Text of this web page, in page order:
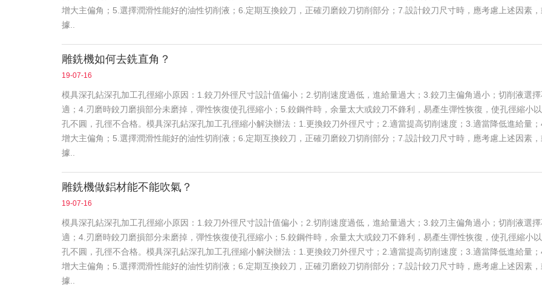
增大主偏角；5.選擇潤滑性能好的油性切削液；6.定期互換鉸刀，正確刃磨鉸刀切削部分；7.設計鉸刀尺寸時，應考慮上述因素
據..
雕銑機如何去銑直角？
19-07-16
模具深孔鉆深孔加工孔徑縮小原因：1.鉸刀外徑尺寸設計值偏小；2.切削速度過低，進給量過大；3.鉸刀主偏角過小；切削液選
適；4.刃磨時鉸刀磨損部分未磨掉，彈性恢復使孔徑縮小；5.鉸鋼件時，余量太大或鉸刀不鋒利，易產生彈性恢復，使孔徑縮小
孔不圓，孔徑不合格。模具深孔鉆深孔加工孔徑縮小解決辦法：1.更換鉸刀外徑尺寸；2.適當提高切削速度；3.適當降低進給量
增大主偏角；5.選擇潤滑性能好的油性切削液；6.定期互換鉸刀，正確刃磨鉸刀切削部分；7.設計鉸刀尺寸時，應考慮上述因素
據..
雕銑機做鋁材能不能吹氣？
19-07-16
模具深孔鉆深孔加工孔徑縮小原因：1.鉸刀外徑尺寸設計值偏小；2.切削速度過低，進給量過大；3.鉸刀主偏角過小；切削液選
適；4.刃磨時鉸刀磨損部分未磨掉，彈性恢復使孔徑縮小；5.鉸鋼件時，余量太大或鉸刀不鋒利，易產生彈性恢復，使孔徑縮小
孔不圓，孔徑不合格。模具深孔鉆深孔加工孔徑縮小解決辦法：1.更換鉸刀外徑尺寸；2.適當提高切削速度；3.適當降低進給量
增大主偏角；5.選擇潤滑性能好的油性切削液；6.定期互換鉸刀，正確刃磨鉸刀切削部分；7.設計鉸刀尺寸時，應考慮上述因素
據..